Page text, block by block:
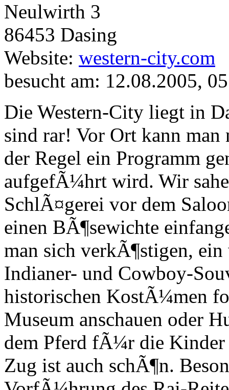
Neulwirth 3
86453 Dasing
Website: western-city.com
besucht am: 12.08.2005,
Die Western-City liegt in
sind rar! Vor Ort kann
der Regel ein Programm
aufgefÃ¼hrt wird. Wir
SchlÃ¤gerei vor dem
einen BÃ¶sewichte
man sich verkÃ¶stigen,
Indianer- und Cowboy-
historischen KostÃ¼men
Museum anschauen oder
dem Pferd fÃ¼r die Kinder
Zug ist auch schÃ¶n.